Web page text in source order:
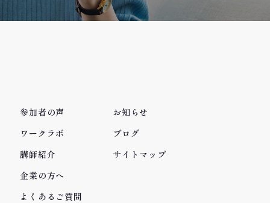
参加者の声
ワークラボ
講師紹介
企業の方へ
よくあるご質問
お知らせ
ブログ
サイトマップ